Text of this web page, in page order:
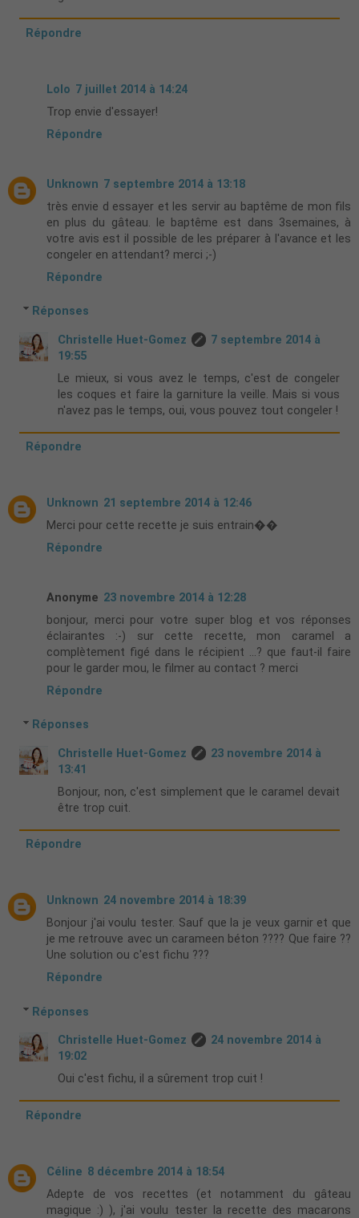
Répondre
Lolo 7 juillet 2014 à 14:24
Trop envie d'essayer!
Répondre
Unknown 7 septembre 2014 à 13:18
très envie d essayer et les servir au baptême de mon fils
en plus du gâteau. le baptême est dans 3semaines, à
votre avis est il possible de les préparer à l'avance et les
congeler en attendant? merci ;-)
Répondre
Réponses
Christelle Huet-Gomez
7 septembre 2014 à
19:55
Le mieux, si vous avez le temps, c'est de congeler
les coques et faire la garniture la veille. Mais si vous
n'avez pas le temps, oui, vous pouvez tout congeler !
Répondre
Unknown 21 septembre 2014 à 12:46
Merci pour cette recette je suis entrain��
Répondre
Anonyme 23 novembre 2014 à 12:28
bonjour, merci pour votre super blog et vos réponses
éclairantes :-) sur cette recette, mon caramel a
complètement figé dans le récipient ...? que faut-il faire
pour le garder mou, le filmer au contact ? merci
Répondre
Réponses
Christelle Huet-Gomez
23 novembre 2014 à
13:41
Bonjour, non, c'est simplement que le caramel devait
être trop cuit.
Répondre
Unknown 24 novembre 2014 à 18:39
Bonjour j'ai voulu tester. Sauf que la je veux garnir et que
je me retrouve avec un carameen béton ???? Que faire ??
Une solution ou c'est fichu ???
Répondre
Réponses
Christelle Huet-Gomez
24 novembre 2014 à
19:02
Oui c'est fichu, il a sûrement trop cuit !
Répondre
Céline 8 décembre 2014 à 18:54
Adepte de vos recettes (et notamment du gâteau
magique :) ), j'ai voulu tester la recette des macarons